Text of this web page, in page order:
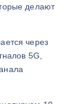
делают
через
5G,